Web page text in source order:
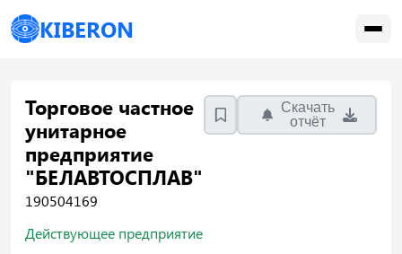
KIBERON
Торговое частное
унитарное
предприятие
"БЕЛАВТОСПЛАВ"
190504169
Скачать
отчёт
Действующее предприятие